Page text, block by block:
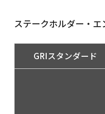
ステークホルダー・エ
GRIスタンダード